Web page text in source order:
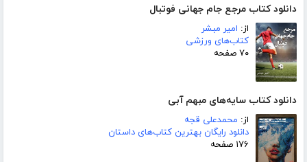
دانلود کتاب مرجع جام جهانی فوتبال
از: امیر مبشر
کتاب‌های ورزشی
۷۰ صفحه
دانلود کتاب سایه‌های مبهم آبی
از: محمدعلی قجه
دانلود رایگان بهترین کتاب‌های داستان
۱۷۶ صفحه